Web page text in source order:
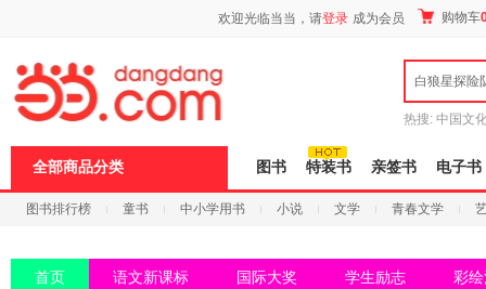
欢迎光临当当，请登录 成为会员 购物车
白狼星探险
热搜: 中国文
全部商品分类 图书 特装书 亲签书 电子书
图书排行榜 童书 中小学用书 小说 文学 青春文学
首页 语文新课标 国际大奖 学生励志 彩
页